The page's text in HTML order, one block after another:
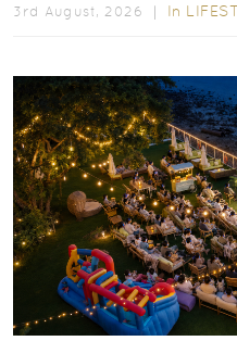
3rd August, 2026 ｜ In